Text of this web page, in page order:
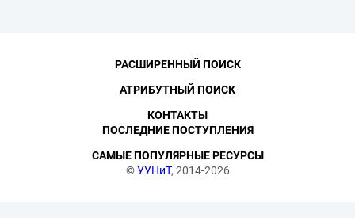
©УУНиТ, 2014-2026
РАСШИРЕННЫЙ ПОИСК
АТРИБУТНЫЙ ПОИСК
КОНТАКТЫ
ПОСЛЕДНИЕ ПОСТУПЛЕНИЯ
САМЫЕ ПОПУЛЯРНЫЕ РЕСУРСЫ